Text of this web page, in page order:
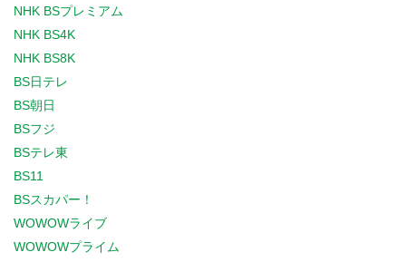
NHK BSプレミアム
NHK BS4K
NHK BS8K
BS日テレ
BS朝日
BSフジ
BSテレ東
BS11
BSスカパー！
WOWOWライブ
WOWOWプライム